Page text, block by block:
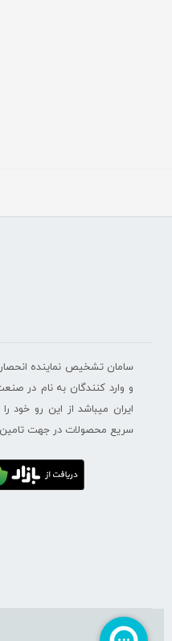
سامان تشخیص نماینده
و وارد کنندگان به نام در
ایران میباشد از این رو خود
سریع محصولات در جهت تامین